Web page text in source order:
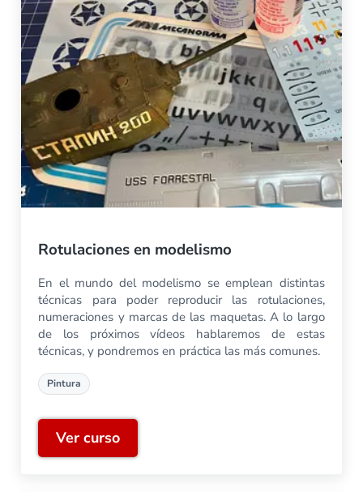
Rotulaciones en modelismo
En el mundo del modelismo se emplean distintas
técnicas para poder reproducir las rotulaciones,
numeraciones y marcas de las maquetas. A lo largo
de los próximos vídeos hablaremos de estas
técnicas, y pondremos en práctica las más comunes.
Pintura
Ver cursoRotulaciones en modelismo